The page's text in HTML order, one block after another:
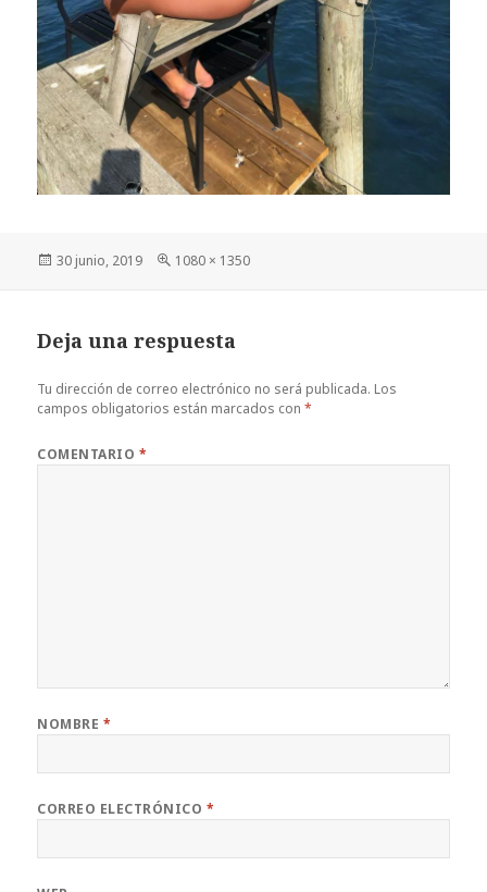
Publicado
30 junio, 2019
Tamaño
1080 × 1350
Deja una respuesta
Tu dirección de correo electrónico no será publicada. Los
campos obligatorios están marcados con*
COMENTARIO *
NOMBRE *
CORREO ELECTRÓNICO *